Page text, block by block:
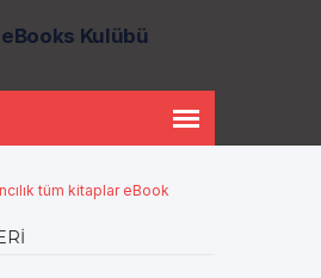
eBooks Kulübü
tüm kitaplar eBook